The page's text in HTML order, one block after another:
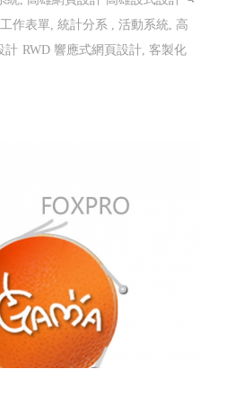
作表單, 統計分系 , 活動系統, 高
計 RWD 響應式網頁設計, 客製化